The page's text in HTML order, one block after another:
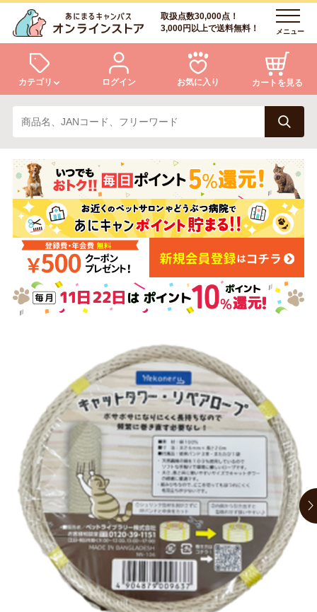
取扱点数30,000点！
3,000円以上で送料無料！
メニュー
カテゴリ
犬 猫
小動物・鳥 アクア・爬虫類・昆虫
ドッグフード キャットフード
美容・ケア用品 服・おさんぽ用品
日用品（デイリー） リビング雑貨
トリマーグッズ シニアサポート
ログイン お気に入り カートを見る
ログイン
会員登録
あにまるキャンパスについて
アフターサービス
商品リクエスト